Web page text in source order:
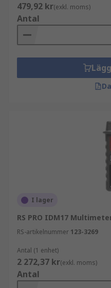
479,92 kr(exkl. moms)
Antal
I lager
RS PRO IDM17
RS-artikelnummer 123-3269
Antal (1 enhet)
2 272,37 kr(exkl. moms)
Antal